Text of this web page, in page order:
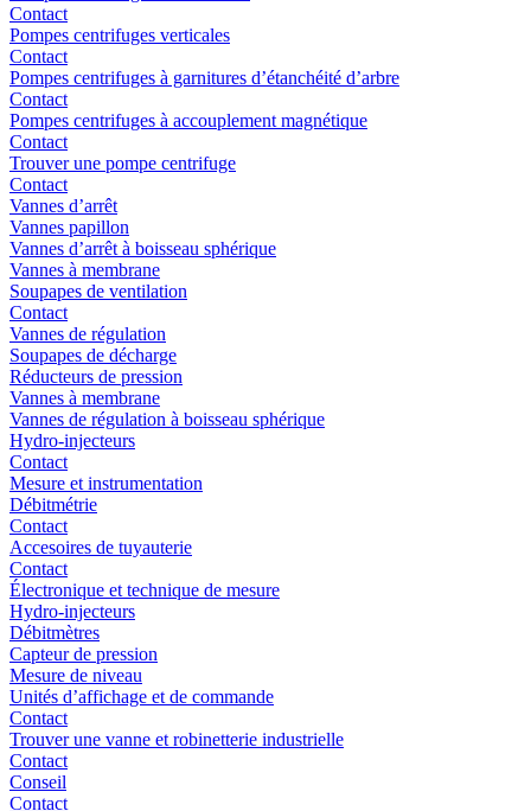
Contact
Pompes centrifuges verticales
Contact
Pompes centrifuges à garnitures d’étanchéité d’arbre
Contact
Pompes centrifuges à accouplement magnétique
Contact
Trouver une pompe centrifuge
Contact
Vannes d’arrêt
Vannes papillon
Vannes d’arrêt à boisseau sphérique
Vannes à membrane
Soupapes de ventilation
Contact
Vannes de régulation
Soupapes de décharge
Réducteurs de pression
Vannes à membrane
Vannes de régulation à boisseau sphérique
Hydro-injecteurs
Contact
Mesure et instrumentation
Débitmétrie
Contact
Accesoires de tuyauterie
Contact
Électronique et technique de mesure
Hydro-injecteurs
Débitmètres
Capteur de pression
Mesure de niveau
Unités d’affichage et de commande
Contact
Trouver une vanne et robinetterie industrielle
Contact
Conseil
Contact